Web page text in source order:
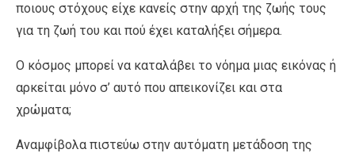
ποιους στόχους είχε κανείς στην αρχή της ζωής τους
για τη ζωή του και πού έχει καταλήξει σήμερα.
Ο κόσμος μπορεί να καταλάβει το νόημα μιας εικόνας ή
αρκείται μόνο σ’ αυτό που απεικονίζει και στα
χρώματα;
Αναμφίβολα πιστεύω στην αυτόματη μετάδοση της